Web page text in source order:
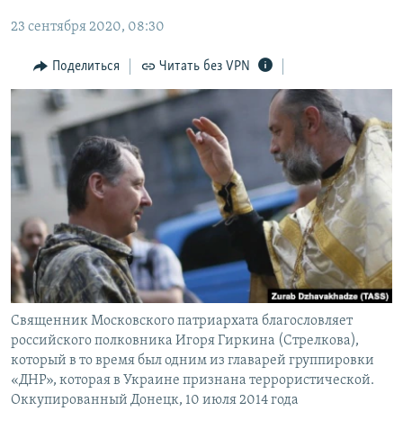
навигации
Вернутся
поиску
ИНТЕРАКТИВ
ИНФОГРАФИКА
ТЕЛЕПРОЕКТ КРЫМ.РЕАЛИИ
СОВЕТЫ ПРАВОЗАЩИТНИКОВ
ПРОПАВШИЕ БЕЗ ВЕСТИ
ПОБЕДИТЕЛЕЙ НЕ СУДЯТ?
КРЫМ.НЕПОКОРЕННЫЙ
ELIFBE
УКРАИНСКАЯ ПРОБЛЕМА КРЫМА
РАДІО СВОБОДА
КАК ОБОЙТИ БЛОКИРОВКУ
Українською
Qırımtatar
ПРИСОЕДИНЯЙТЕСЬ!
Все сайты RFE/RL
23 сентября 2020, 08:30
Поделиться Читать без VPN
Священник Московского патриархата благословляет
российского полковника Игоря Гиркина (Стрелкова),
который в то время был одним из главарей группировки
«ДНР», которая в Украине признана террористической.
Оккупированный Донецк, 10 июля 2014 года